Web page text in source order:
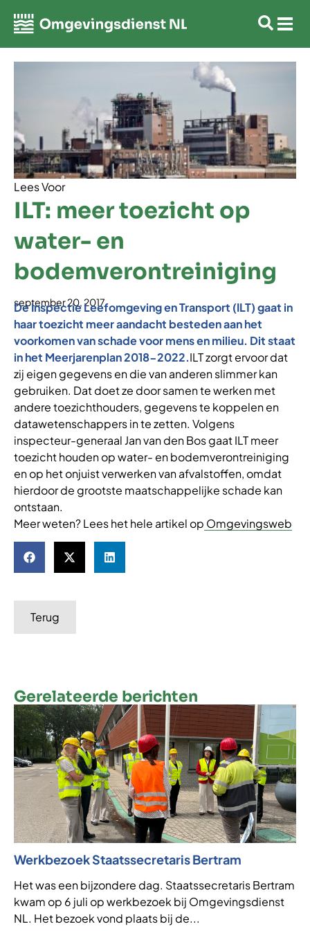
Lees Voor
ILT: meer toezicht op
water- en
bodemverontreiniging
september 20, 2017
De Inspectie Leefomgeving en Transport (ILT) gaat in
haar toezicht meer aandacht besteden aan het
voorkomen van schade voor mens en milieu. Dit staat
in het Meerjarenplan 2018-2022.ILT zorgt ervoor dat
zij eigen gegevens en die van anderen slimmer kan
gebruiken. Dat doet ze door samen te werken met
andere toezichthouders, gegevens te koppelen en
datawetenschappers in te zetten. Volgens
inspecteur-generaal Jan van den Bos gaat ILT meer
toezicht houden op water- en bodemverontreiniging
en op het onjuist verwerken van afvalstoffen, omdat
hierdoor de grootste maatschappelijke schade kan
ontstaan.
Meer weten? Lees het hele artikel op Omgevingsweb
Terug
Gerelateerde berichten
Werkbezoek Staatssecretaris Bertram
Het was een bijzondere dag. Staatssecretaris Bertram
kwam op 6 juli op werkbezoek bij Omgevingsdienst
NL. Het bezoek vond plaats bij de...